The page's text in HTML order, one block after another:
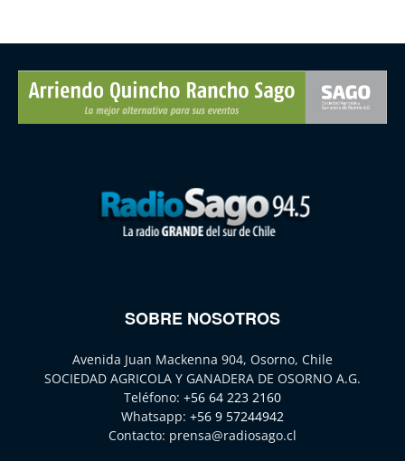
SOBRE NOSOTROS
Avenida Juan Mackenna 904, Osorno, Chile
SOCIEDAD AGRICOLA Y GANADERA DE OSORNO A.G.
Teléfono: +56 64 223 2160
Whatsapp: +56 9 57244942
Contacto: prensa@radiosago.cl